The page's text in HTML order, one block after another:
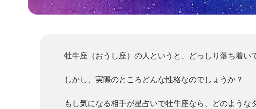
牡牛座（おうし座）の人というと、どっしり落ち着い
しかし、実際のところどんな性格なのでしょうか？
もし気になる相手が星占いで牡牛座なら、どのような